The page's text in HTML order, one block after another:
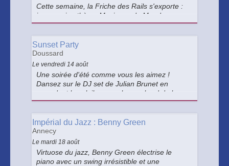
Cette semaine, la Friche des Rails s'exporte :
jam session thème Musiques du Monde, avec
au programme les musiques traditionnelles
bluegrass, anglaises, françaises... et bien
d'autres encore !
Sunset Party
Doussard
Le vendredi 14 août
Une soirée d'été comme vous les aimez !
Dansez sur le DJ set de Julian Brunet en
regardant le soleil se coucher au bord du lac.
Impérial du Jazz : Benny Green
Annecy
Le mardi 18 août
Virtuose du jazz, Benny Green électrise le
piano avec un swing irrésistible et une